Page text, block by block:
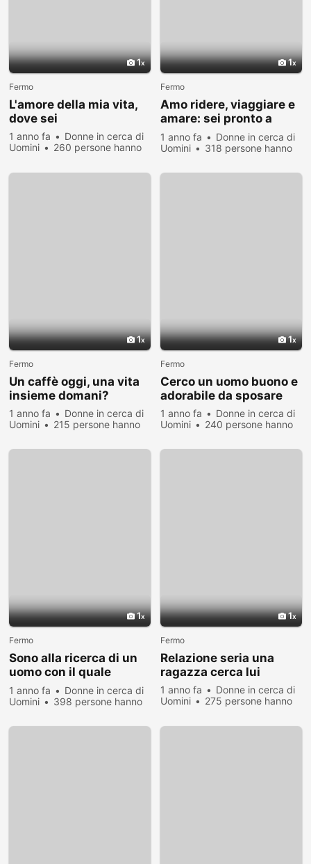
1
Fermo
L'amore della mia vita,
dove sei
1 anno fa
Donne in cerca di
Uomini
260 persone hanno
1
Fermo
Amo ridere, viaggiare e
amare: sei pronto a
conoscermi?
1 anno fa
Donne in cerca di
Uomini
318 persone hanno
1
Fermo
Un caffè oggi, una vita
insieme domani?
1 anno fa
Donne in cerca di
Uomini
215 persone hanno
1
Fermo
Cerco un uomo buono e
adorabile da sposare
1 anno fa
Donne in cerca di
Uomini
240 persone hanno
1
Fermo
Sono alla ricerca di un
uomo con il quale
realizzare qualcosa di
grande
1 anno fa
Donne in cerca di
Uomini
398 persone hanno
1
Fermo
Relazione seria una
ragazza cerca lui
1 anno fa
Donne in cerca di
Uomini
275 persone hanno